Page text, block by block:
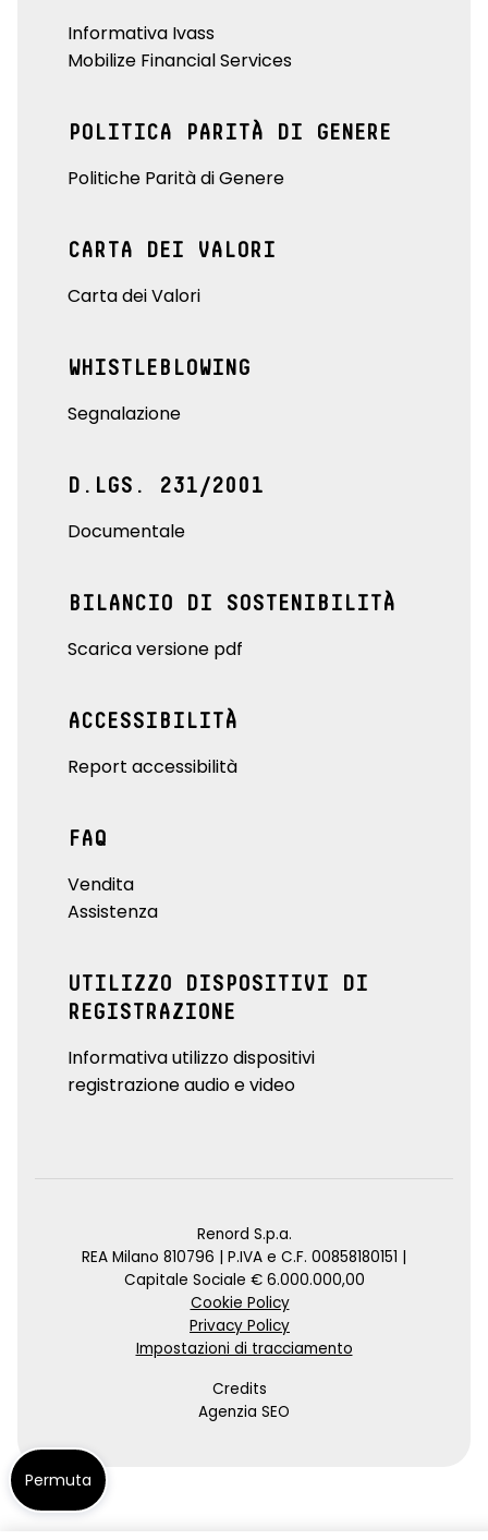
Informativa Ivass
Mobilize Financial Services
POLITICA PARITÀ DI GENERE
Politiche Parità di Genere
CARTA DEI VALORI
Carta dei Valori
WHISTLEBLOWING
Segnalazione
D.LGS. 231/2001
Documentale
BILANCIO DI SOSTENIBILITÀ
Scarica versione pdf
ACCESSIBILITÀ
Report accessibilità
FAQ
Vendita
Assistenza
UTILIZZO DISPOSITIVI DI
REGISTRAZIONE
Informativa utilizzo dispositivi
registrazione audio e video
Renord S.p.a.
REA Milano 810796 | P.IVA e C.F. 00858180151 |
Capitale Sociale € 6.000.000,00
Cookie Policy
Privacy Policy
Impostazioni di tracciamento
Credits
Agenzia SEO
Permuta